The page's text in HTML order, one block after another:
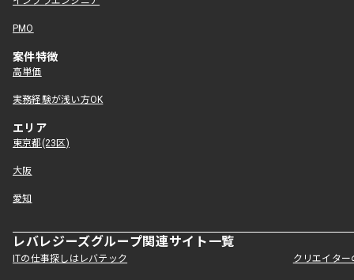
PMO
案件特徴
高単価
実務経験が浅い方OK
エリア
東京都(23区)
大阪
愛知
レバレジーズグループ関連サイト一覧
ITの仕事探しはレバテック クリエイタ